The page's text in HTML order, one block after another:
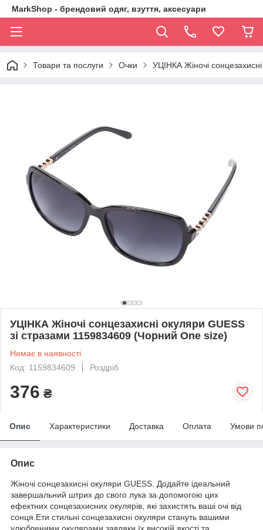
MarkShop - брендовий одяг, взуття, аксесуари
Товари та послуги Очки УЦІНКА Жіночі
УЦІНКА Жіночі сонцезахисні окуляри GUESS
зі стразами 1159834609 (Чорний One size)
Немає в наявності
Код: 1159834609
Роздріб
376 ₴
Опис Характеристики Доставка Оплата Умови
Опис
Жіночі сонцезахисні окуляри GUESS. Додайте ідеальний
завершальний штрих до свого лука за допомогою цих
ефектних сонцезахисних окулярів, які захистять ваші очі від
сонця.Ети стильні сонцезахисні окуляри стануть вашими
улюбленими окулярами завдяки їх високій якості та